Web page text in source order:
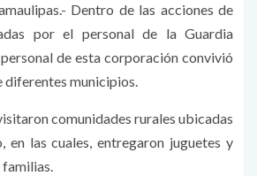
Dentro de las acciones de
por el personal de la Guardia
de esta corporación convivió
diferentes municipios.
comunidades rurales ubicadas
en las cuales, entregaron juguetes y